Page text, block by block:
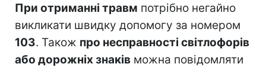
При отриманні травм потрібно негайно
викликати швидку допомогу за номером
103. Також про несправності світлофорів
або дорожніх знаків можна повідомляти